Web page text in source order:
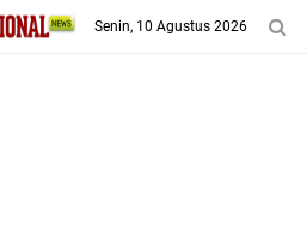
Senin, 10 Agustus 2026